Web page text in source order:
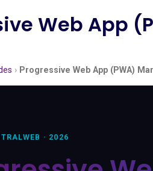
Web App
› Progressive Web App (PWA)
· 2026